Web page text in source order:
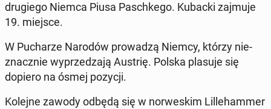
dru­gie­go Niemca Piusa Pas­ch­ke­go. Kubacki zajmuje
19. miejsce.
W Pu­cha­rze Narodów pro­wa­dzą Niemcy, którzy nie­
znacz­nie wy­prze­dza­ją Austrię. Polska plasuje się
dopiero na ósmej pozycji.
Kolejne zawody odbędą się w nor­we­skim Lil­le­ham­mer